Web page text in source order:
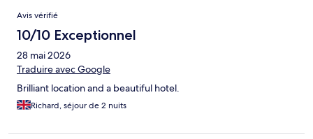
Avis
Avis vérifié
10/10 Exceptionnel
28 mai 2026
Traduire avec Google
Brilliant location and a beautiful hotel.
Richard, séjour de 2 nuits